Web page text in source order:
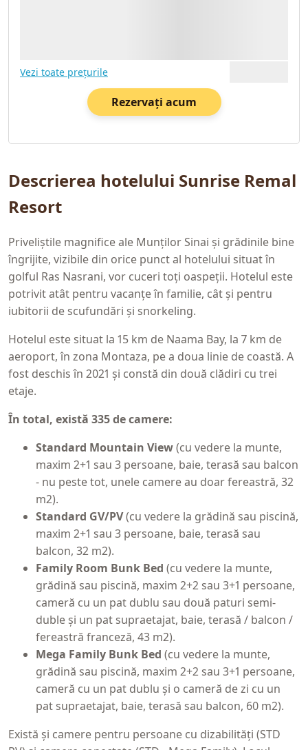
Vezi toate prețurile
Rezervați acum
Descrierea hotelului Sunrise Remal
Resort
Priveliștile magnifice ale Munților Sinai și grădinile bine
îngrijite, vizibile din orice punct al hotelului situat în
golful Ras Nasrani, vor cuceri toți oaspeții. Hotelul este
potrivit atât pentru vacanțe în familie, cât și pentru
iubitorii de scufundări și snorkeling.
Hotelul este situat la 15 km de Naama Bay, la 7 km de
aeroport, în zona Montaza, pe a doua linie de coastă. A
fost deschis în 2021 și constă din două clădiri cu trei
etaje.
În total, există 335 de camere:
Standard Mountain View(cu vedere la munte,
maxim 2+1 sau 3 persoane, baie, terasă sau balcon
- nu peste tot, unele camere au doar fereastră, 32
m2).
Standard GV/PV(cu vedere la grădină sau piscină,
maxim 2+1 sau 3 persoane, baie, terasă sau
balcon, 32 m2).
Family Room Bunk Bed (cu vedere la munte,
grădină sau piscină, maxim 2+2 sau 3+1 persoane,
cameră cu un pat dublu sau două paturi semi-
duble și un pat supraetajat, baie, terasă / balcon /
fereastră franceză, 43 m2).
Mega Family Bunk Bed (cu vedere la munte,
grădină sau piscină, maxim 2+2 sau 3+1 persoane,
cameră cu un pat dublu și o cameră de zi cu un
pat supraetajat, baie, terasă sau balcon, 60 m2).
Există și camere pentru persoane cu dizabilități (STD